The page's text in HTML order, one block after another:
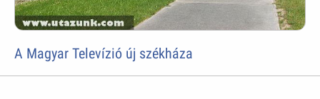
A Magyar Televízió új székháza